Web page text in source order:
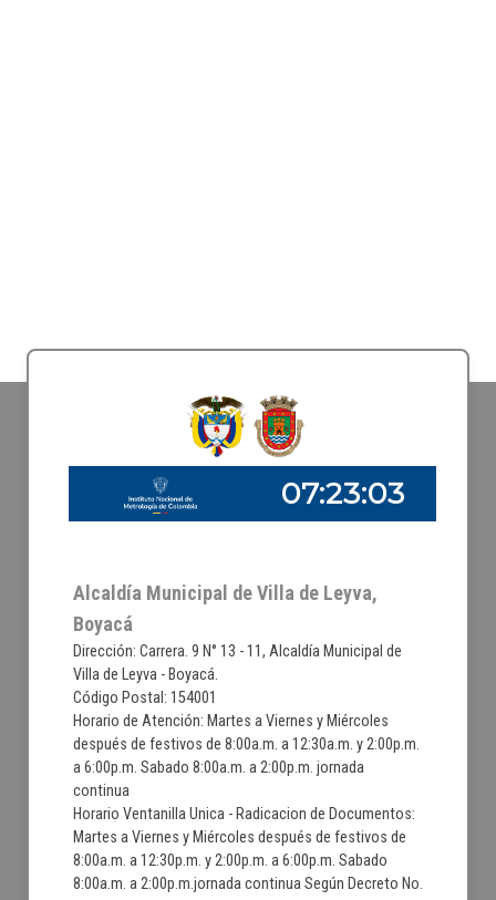
Alcaldía Municipal de Villa de Leyva,
Boyacá
Dirección: Carrera. 9 N° 13 - 11, Alcaldía Municipal de
Villa de Leyva - Boyacá.
Código Postal: 154001
Horario de Atención: Martes a Viernes y Miércoles
después de festivos de 8:00a.m. a 12:30a.m. y 2:00p.m.
a 6:00p.m. Sabado 8:00a.m. a 2:00p.m. jornada
continua
Horario Ventanilla Unica - Radicacion de Documentos:
Martes a Viernes y Miércoles después de festivos de
8:00a.m. a 12:30p.m. y 2:00p.m. a 6:00p.m. Sabado
8:00a.m. a 2:00p.m.jornada continua Según Decreto No.